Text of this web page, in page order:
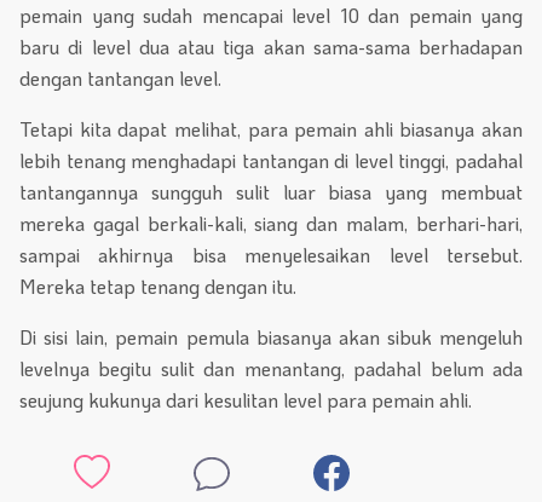
pemain yang sudah mencapai level 10 dan pemain yang
baru di level dua atau tiga akan sama-sama berhadapan
dengan tantangan level.
Tetapi kita dapat melihat, para pemain ahli biasanya akan
lebih tenang menghadapi tantangan di level tinggi, padahal
tantangannya sungguh sulit luar biasa yang membuat
mereka gagal berkali-kali, siang dan malam, berhari-hari,
sampai akhirnya bisa menyelesaikan level tersebut.
Mereka tetap tenang dengan itu.
Di sisi lain, pemain pemula biasanya akan sibuk mengeluh
levelnya begitu sulit dan menantang, padahal belum ada
seujung kukunya dari kesulitan level para pemain ahli.